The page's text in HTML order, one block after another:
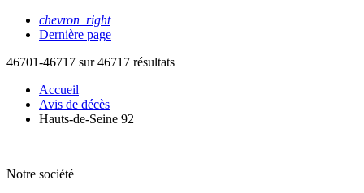
chevron_right
Dernière page
46701-46717 sur 46717 résultats
Accueil
Avis de décès
Hauts-de-Seine 92
Notre société